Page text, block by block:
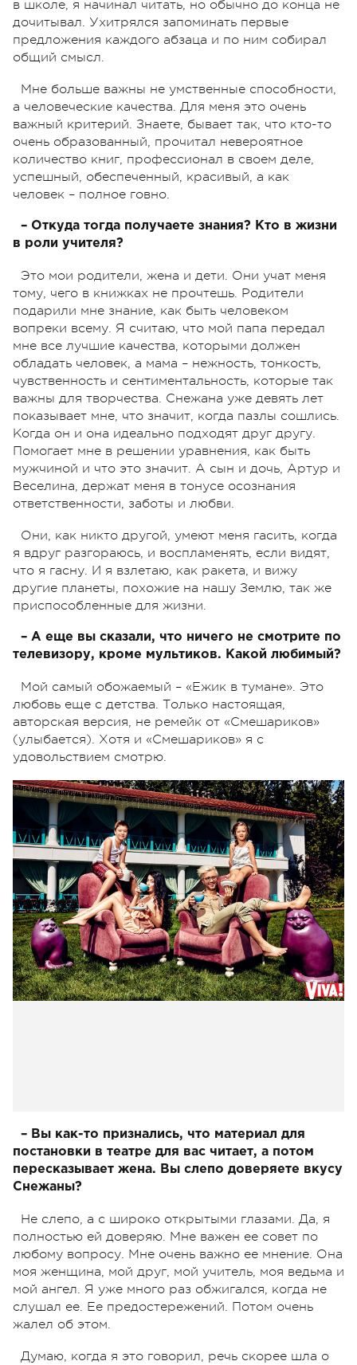
в школе, я начинал читать, но обычно до конца не
дочитывал. Ухитрялся запоминать первые
предложения каждого абзаца и по ним собирал
общий смысл.
Мне больше важны не умственные способности,
а человеческие качества. Для меня это очень
важный критерий. Знаете, бывает так, что кто-то
очень образованный, прочитал невероятное
количество книг, профессионал в своем деле,
успешный, обеспеченный, красивый, а как
человек – полное говно.
– Откуда тогда получаете знания? Кто в жизни
в роли учителя?
Это мои родители, жена и дети. Они учат меня
тому, чего в книжках не прочтешь. Родители
подарили мне знание, как быть человеком
вопреки всему. Я считаю, что мой папа передал
мне все лучшие качества, которыми должен
обладать человек, а мама – нежность, тонкость,
чувственность и сентиментальность, которые так
важны для творчества. Снежана уже девять лет
показывает мне, что значит, когда пазлы сошлись.
Когда он и она идеально подходят друг другу.
Помогает мне в решении уравнения, как быть
мужчиной и что это значит. А сын и дочь, Артур и
Веселина, держат меня в тонусе осознания
ответственности, заботы и любви.
Они, как никто другой, умеют меня гасить, когда
я вдруг разгораюсь, и воспламенять, если видят,
что я гасну. И я взлетаю, как ракета, и вижу
другие планеты, похожие на нашу Землю, так же
приспособленные для жизни.
– А еще вы сказали, что ничего не смотрите по
телевизору, кроме мультиков. Какой любимый?
Мой самый обожаемый – «Ежик в тумане». Это
любовь еще с детства. Только настоящая,
авторская версия, не ремейк от «Смешариков»
(улыбается). Хотя и «Смешариков» я с
удовольствием смотрю.
– Вы как-то признались, что материал для
постановки в театре для вас читает, а потом
пересказывает жена. Вы слепо доверяете вкусу
Снежаны?
Не слепо, а с широко открытыми глазами. Да, я
полностью ей доверяю. Мне важен ее совет по
любому вопросу. Мне очень важно ее мнение. Она
моя женщина, мой друг, мой учитель, моя ведьма и
мой ангел. Я уже много раз обжигался, когда не
слушал ее. Ее предостережений. Потом очень
жалел об этом.
Думаю, когда я это говорил, речь скорее шла о